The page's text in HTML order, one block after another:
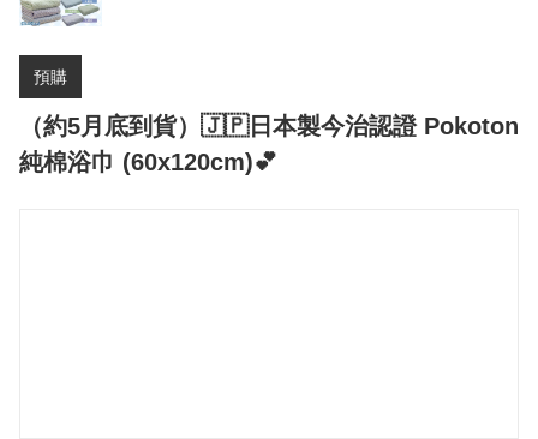
預購
（約5月底到貨）🇯🇵日本製今治認證 Pokoton
純棉浴巾 (60x120cm)💕